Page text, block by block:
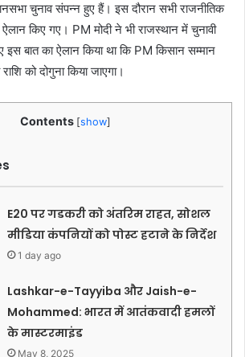
चुनाव संपन्न हुए हैं। इस दौरान सभी राजनीतिक
ऐलान किए गए। PM मोदी ने भी राजस्थान में चुनावी
इस बात का ऐलान किया था कि PM किसान सम्मान
को दोगुना किया जाएगा।
Contents [show]
E20 पर गडकरी को अंतरिम राहत, सोशल
मीडिया कंपनियों को पोस्ट हटाने के निर्देश
1 day ago
Lashkar-e-Tayyiba और Jaish-e-
Mohammed: भारत में आतंकवादी हमलों
के मास्टरमाइंड
May 8, 2025